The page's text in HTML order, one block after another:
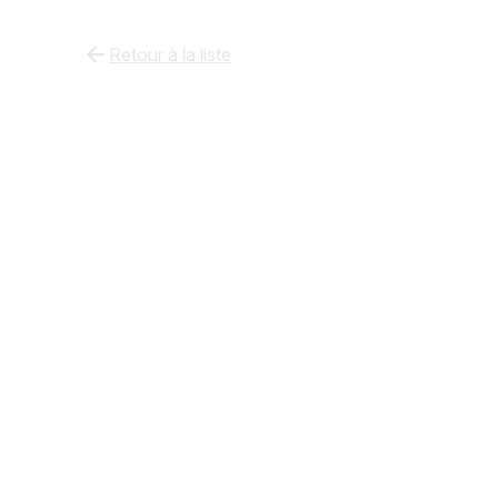
arrow_back Retour à la liste